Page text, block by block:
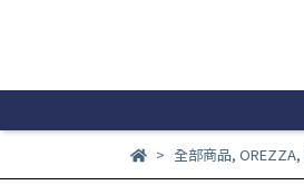
全部商品, OREZZA,